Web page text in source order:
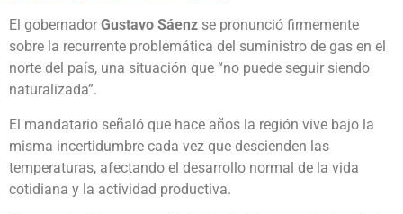
El gobernador Gustavo Sáenz se pronunció firmemente
sobre la recurrente problemática del suministro de gas en el
norte del país, una situación que “no puede seguir siendo
naturalizada”.
El mandatario señaló que hace años la región vive bajo la
misma incertidumbre cada vez que descienden las
temperaturas, afectando el desarrollo normal de la vida
cotidiana y la actividad productiva.